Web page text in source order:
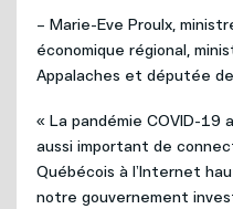
– Marie-Eve Proulx,
économique régional,
Appalaches et députée
« La pandémie COVID-19
aussi important de
Québécois à l’Internet
notre gouvernement